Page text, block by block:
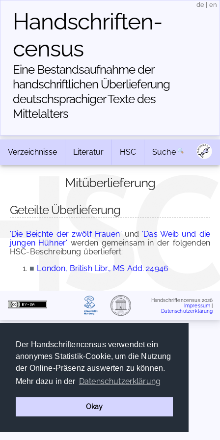
Der Handschriftencensus verwendet ein
anonymes Statistik-Cookie, um die Nutzung
der Online-Präsenz auswerten zu können.
Mehr dazu in der Datenschutzerklärung
Okay
Handschriften­
census
Eine Bestandsaufnahme der
handschriftlichen Über­lieferung
deutschsprachiger Texte des
Mittelalters
de en
Verzeichnisse Literatur HSC Suche
Mitüberlieferung
Geteilte Überlieferung
'Die Beichte der zwölf Frauen' und 'Das Weib und die
jungen Hühner' werden gemeinsam in der folgenden
HSC-Beschreibung überliefert:
■ London, British Libr., MS Add. 24946
Handschriftencensus 2026
Impressum
Datenschutzerklärung